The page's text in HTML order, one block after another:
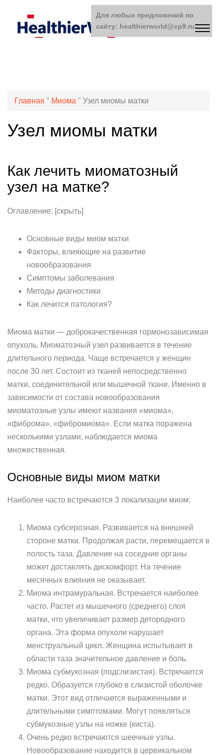
Главная " Миома " Узел миомы матки
Узел миомы матки
Как лечить миоматозный
узел на матке?
Оглавление: [скрыть]
Основные виды миом матки
Факторы, влияющие на развитие
новообразования
Симптомы заболевания
Методы диагностики
Как лечится патология?
Миома матки — доброкачественная гормонозависимая
опухоль. Миоматозный узел развивается в течение
длительного периода. Чаще встречается у женщин
после 30 лет. Состоит из тканей непосредственно
матки, соединительной или мышечной ткани. Именно в
зависимости от состава новообразования
миоматозные узлы имеют названия «миома»,
«фиброма», «фибромиома». Если матка поражена
несколькими узлами, наблюдается миома
множественная.
Основные виды миом матки
Наиболее часто встречаются 3 локализации миом:
Миома субсерозная. Развивается на внешней
стороне матки. Продолжая расти, перемещается в
полость таза. Давление на соседние органы
может доставлять дискомфорт. На течение
месячных влияния не оказывает.
Миома интрамуральная. Встречается наиболее
часто. Растет из мышечного (среднего) слоя
матки, что увеличивает размер детородного
органа. Эта форма опухоли нарушает
менструальный цикл. Женщина испытывает в
области таза значительное давление и боль.
Миома субмукозная (подслизистая). Встречается
редко. Образуется глубоко в слизистой оболочке
матки. Этот вид отличается выраженными и
длительными симптомами. Могут появляться
субмукозные узлы на ножке (киста).
Очень редко встречаются шеечные узлы.
Новообразование находится в цервикальном
Для любых предложений по
сайту: healthierworld@cp9.ru